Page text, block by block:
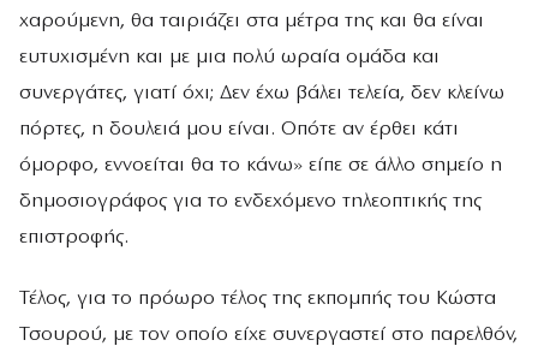
χαρούμενη, θα ταιριάζει στα μέτρα της και θα είναι
ευτυχισμένη και με μια πολύ ωραία ομάδα και
συνεργάτες, γιατί όχι; Δεν έχω βάλει τελεία, δεν κλείνω
πόρτες, η δουλειά μου είναι. Οπότε αν έρθει κάτι
όμορφο, εννοείται θα το κάνω» είπε σε άλλο σημείο η
δημοσιογράφος για το ενδεχόμενο τηλεοπτικής της
επιστροφής.
Τέλος, για το πρόωρο τέλος της εκπομπής του Κώστα
Τσουρού, με τον οποίο είχε συνεργαστεί στο παρελθόν,